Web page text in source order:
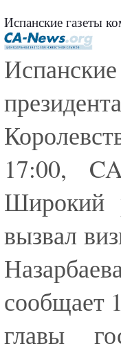
Испанские газеты
17:00,
Широкий
вызвал
сообщает
главы